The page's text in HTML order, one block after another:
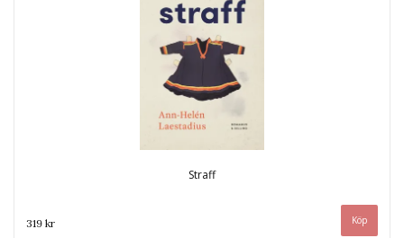
Straff
319 kr